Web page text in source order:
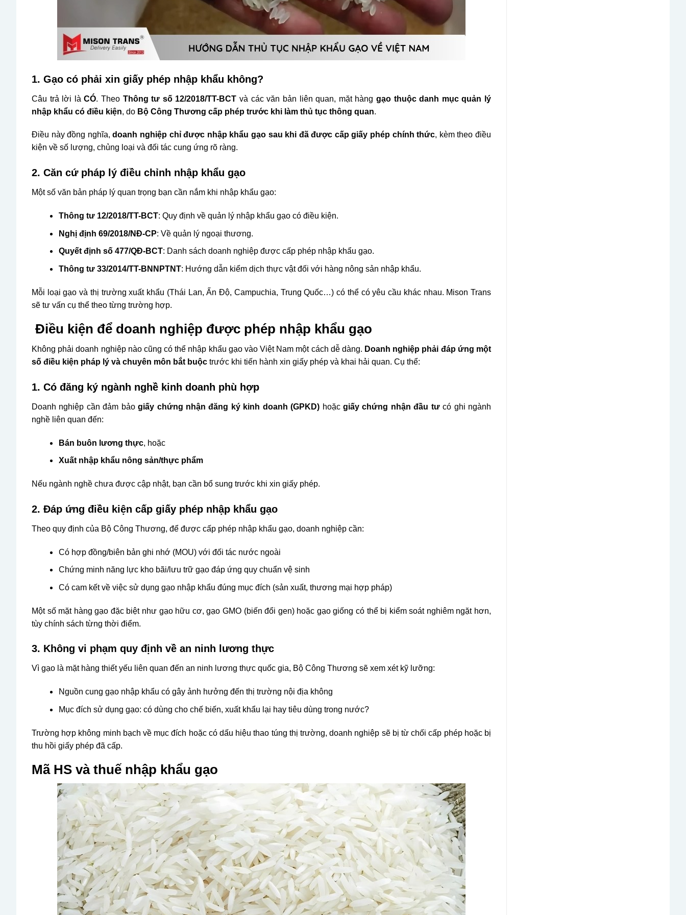
1. Gạo có phải xin giấy phép nhập khẩu không?
Câu trả lời làCÓ. Theo Thông tư số 12/2018/TT-BCT và các văn bản liên quan, mặt hàng gạo thuộc danh mục quản lý
nhập khẩu có điều kiện, do Bộ Công Thương cấp phép trước khi làm thủ tục thông quan.
Điều này đồng nghĩa,doanh nghiệp chỉ được nhập khẩu gạo sau khi đã được cấp giấy phép chính thức, kèm theo điều
kiện về số lượng, chủng loại và đối tác cung ứng rõ ràng.
2. Căn cứ pháp lý điều chỉnh nhập khẩu gạo
Một số văn bản pháp lý quan trọng bạn cần nắm khi nhập khẩu gạo:
Thông tư 12/2018/TT-BCT: Quy định về quản lý nhập khẩu gạo có điều kiện.
Nghị định 69/2018/NĐ-CP: Về quản lý ngoại thương.
Quyết định số 477/QĐ-BCT: Danh sách doanh nghiệp được cấp phép nhập khẩu gạo.
Thông tư 33/2014/TT-BNNPTNT: Hướng dẫn kiểm dịch thực vật đối với hàng nông sản nhập khẩu.
Mỗi loại gạo và thị trường xuất khẩu (Thái Lan, Ấn Độ, Campuchia, Trung Quốc…) có thể có yêu cầu khác nhau. Mison Trans
sẽ tư vấn cụ thể theo từng trường hợp.
Điều kiện để doanh nghiệp được phép nhập khẩu gạo
Không phải doanh nghiệp nào cũng có thể nhập khẩu gạo vào Việt Nam một cách dễ dàng. Doanh nghiệp phải đáp ứng một
số điều kiện pháp lý và chuyên môn bắt buộc trước khi tiến hành xin giấy phép và khai hải quan. Cụ thể:
1. Có đăng ký ngành nghề kinh doanh phù hợp
Doanh nghiệp cần đảm bảogiấy chứng nhận đăng ký kinh doanh (GPKD) hoặcgiấy chứng nhận đầu tưcó ghi ngành
nghề liên quan đến:
Bán buôn lương thực, hoặc
Xuất nhập khẩu nông sản/thực phẩm
Nếu ngành nghề chưa được cập nhật, bạn cần bổ sung trước khi xin giấy phép.
2. Đáp ứng điều kiện cấp giấy phép nhập khẩu gạo
Theo quy định của Bộ Công Thương, để được cấp phép nhập khẩu gạo, doanh nghiệp cần:
Có hợp đồng/biên bản ghi nhớ (MOU) với đối tác nước ngoài
Chứng minh năng lực kho bãi/lưu trữ gạo đáp ứng quy chuẩn vệ sinh
Có cam kết về việc sử dụng gạo nhập khẩu đúng mục đích (sản xuất, thương mại hợp pháp)
Một số mặt hàng gạo đặc biệt như gạo hữu cơ, gạo GMO (biến đổi gen) hoặc gạo giống có thể bị kiểm soát nghiêm ngặt hơn,
tùy chính sách từng thời điểm.
3. Không vi phạm quy định về an ninh lương thực
Vì gạo là mặt hàng thiết yếu liên quan đến an ninh lương thực quốc gia, Bộ Công Thương sẽ xem xét kỹ lưỡng:
Nguồn cung gạo nhập khẩu có gây ảnh hưởng đến thị trường nội địa không
Mục đích sử dụng gạo: có dùng cho chế biến, xuất khẩu lại hay tiêu dùng trong nước?
Trường hợp không minh bạch về mục đích hoặc có dấu hiệu thao túng thị trường, doanh nghiệp sẽ bị từ chối cấp phép hoặc bị
thu hồi giấy phép đã cấp.
Mã HS và thuế nhập khẩu gạo